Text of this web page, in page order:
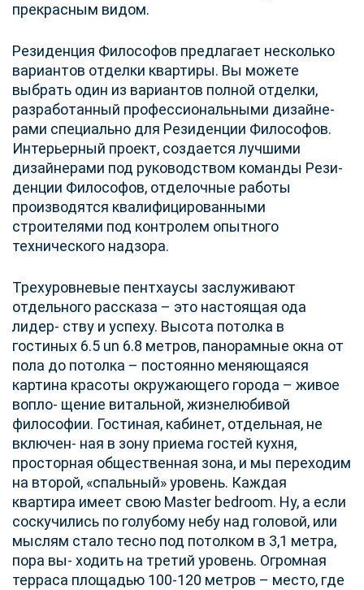
прекрасным видом.
Резиденция Философов предлагает несколько
вариантов отделки квартиры. Вы можете
выбрать один из вариантов полной отделки,
разработанный профессиональными дизайне-
рами специально для Резиденции Философов.
Интерьерный проект, создается лучшими
дизайнерами под руководством команды Рези-
денции Философов, отделочные работы
производятся квалифицированными
строителями под контролем опытного
технического надзора.
Трехуровневые пентхаусы заслуживают
отдельного рассказа – это настоящая ода
лидер- ству и успеху. Высота потолка в
гостиных 6.5 un 6.8 метров, панорамные окна от
пола до потолка – постоянно меняющаяся
картина красоты окружающего города – живое
вопло- щение витальной, жизнелюбивой
философии. Гостиная, кабинет, отдельная, не
включен- ная в зону приема гостей кухня,
просторная общественная зона, и мы переходим
на второй, «спальный» уровень. Каждая
квартира имеет свою Master bedroom. Ну, а если
соскучились по голубому небу над головой, или
мыслям стало тесно под потолком в 3,1 метра,
пора вы- ходить на третий уровень. Огромная
терраса площадью 100-120 метров – место, где